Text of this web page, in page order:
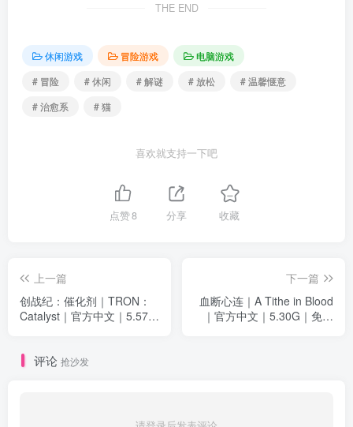
THE END
休闲游戏 冒险游戏
电脑游戏
# 冒险
# 休闲 # 解谜 # 放松
# 温馨惬意
# 治愈系
# 猫
喜欢就支持一下吧
点赞8 分享 收藏
上一篇
创战纪：催化剂｜TRON：
Catalyst｜官方中文｜5.57G
下一篇
血断心连｜A Tithe in Blood
｜官方中文｜5.30G｜免安
评论 抢沙发